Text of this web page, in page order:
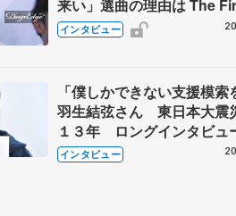
来い」選曲の理由は The
Skate 詳報と全コメント
インタビュー
「僕しかできない支援模
羽生結弦さん 東日本大震
１３年 ロングインタビュ
インタビュー